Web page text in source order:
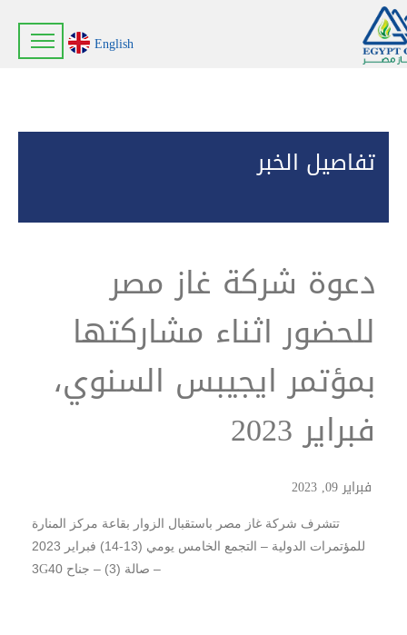
English
تفاصيل الخبر
دعوة شركة غاز مصر
للحضور اثناء مشاركتها
بمؤتمر ايجيبس السنوي،
فبراير 2023
فبراير 09, 2023
تتشرف شركة غاز مصر باستقبال الزوار بقاعة مركز المنارة
للمؤتمرات الدولية – التجمع الخامس يومي (13-14) فبراير 2023
– صالة (3) – جناح 40
G
3